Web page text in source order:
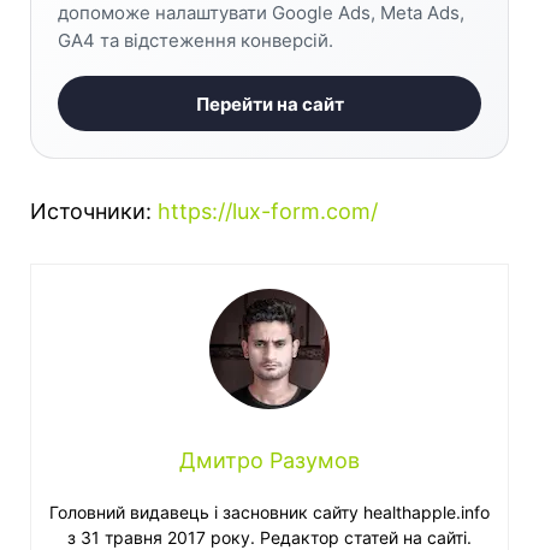
допоможе налаштувати Google Ads, Meta Ads,
GA4 та відстеження конверсій.
Перейти на сайт
Источники: https://lux-form.com/
Дмитро Разумов
Головний видавець і засновник сайту healthapple.info
з 31 травня 2017 року. Редактор статей на сайті.